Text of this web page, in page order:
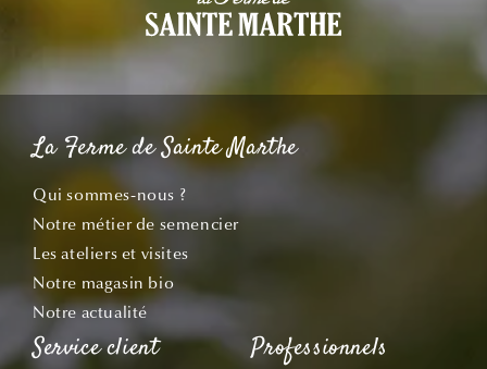
La Ferme de Sainte Marthe
Qui sommes-nous ?
Notre métier de semencier
Les ateliers et visites
Notre magasin bio
Notre actualité
Service client Professionnels